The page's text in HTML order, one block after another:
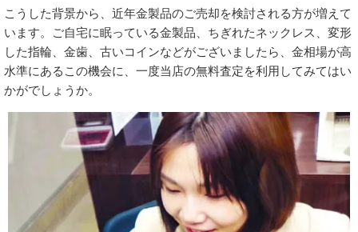
こうした背景から、近年金製品のご売却を検討される方が増えて
います。ご自宅に眠っている金製品、ちぎれたネックレス、変形
した指輪、金歯、古いコインなどがございましたら、金相場が高
水準にあるこの機会に、一度当店の無料査定を利用してみてはい
かがでしょうか。